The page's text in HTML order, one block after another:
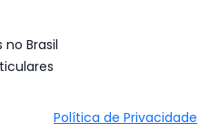
Brasil
Política de Privacidade